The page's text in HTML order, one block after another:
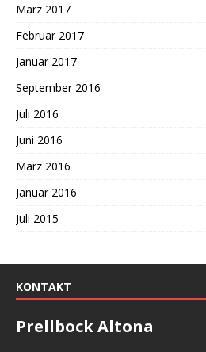
März 2017
Februar 2017
Januar 2017
September 2016
Juli 2016
Juni 2016
März 2016
Januar 2016
Juli 2015
KONTAKT
Prellbock Altona